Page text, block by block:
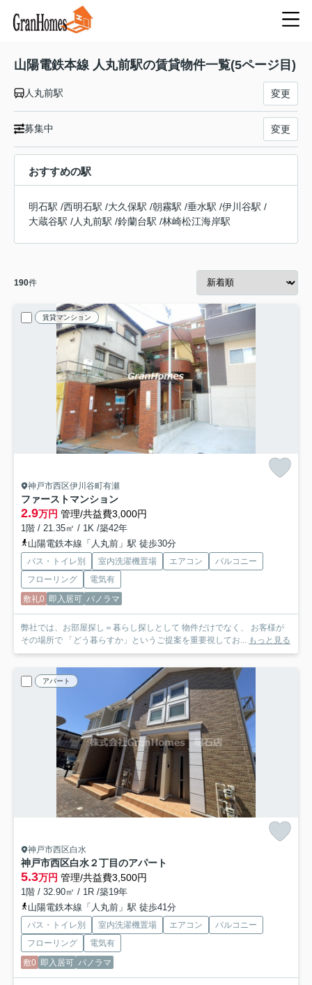
山陽電鉄本線 人丸前駅の賃貸物件一覧(5ページ目)
人丸前駅 変更
募集中 変更
おすすめの駅
明石駅 /西明石駅 /大久保駅 /朝霧駅 /垂水駅 /伊川谷駅 /
大蔵谷駅 /人丸前駅 /鈴蘭台駅 /林崎松江海岸駅
190件
賃貸マンション
神戸市西区伊川谷町有瀬
ファーストマンション
2.9万円 管理/共益費3,000円
1階 / 21.35㎡ / 1K /築42年
山陽電鉄本線「人丸前」駅 徒歩30分
バス・トイレ別 室内洗濯機置場 エアコン
バルコニー
フローリング
電気有
敷礼0 即入居可 パノラマ
弊社では、お部屋探し＝暮らし探しとして 物件だけでなく、 お客様が
その場所で 「どう暮らすか」というご提案を重要視してお...
もっと見る
アパート
神戸市西区白水
神戸市西区白水２丁目のアパート
5.3万円 管理/共益費3,500円
1階 / 32.90㎡ / 1R /築19年
山陽電鉄本線「人丸前」駅 徒歩41分
バス・トイレ別 室内洗濯機置場 エアコン
バルコニー
フローリング
電気有
敷0 即入居可 パノラマ